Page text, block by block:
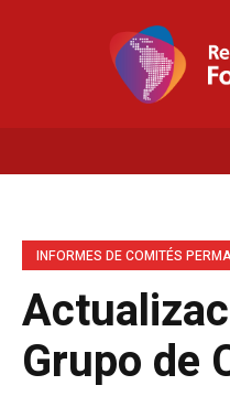
INFORMES DE COMITÉS
Grupo de